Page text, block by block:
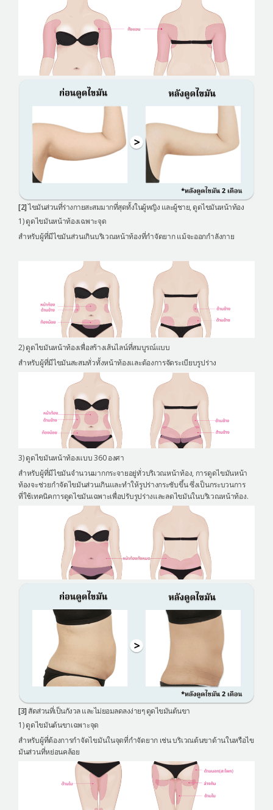
[2]ไขมันส่วนที่ร่างกายสะสมมากที่สุดทั้งในผู้หญิง และผู้ชาย, ดูดไขมันหน้าท้อง
1) ดูดไขมันหน้าท้องเฉพาะจุด
สำหรับผู้ที่มีไขมันส่วนเกินบริเวณหน้าท้องที่กำจัดยาก แม้จะออกกำลังกาย
2) ดูดไขมันหน้าท้องเพื่อสร้างเส้นไลน์ที่สมบูรณ์แบบ
สำหรับผู้ที่มีไขมันสะสมทั่วทั้งหน้าท้องและต้องการจัดระเบียบรูปร่าง
3) ดูดไขมันหน้าท้องแบบ 360 องศา
สำหรับผู้ที่มีไขมันจำนวนมากกระจายอยู่ทั่วบริเวณหน้าท้อง, การดูดไขมันหน้า
ท้องจะช่วยกำจัดไขมันส่วนเกินและทำให้รูปร่างกระชับขึ้น ซึ่งเป็นกระบวนการ
ที่ใช้เทคนิคการดูดไขมันเฉพาะเพื่อปรับรูปร่างและลดไขมันในบริเวณหน้าท้อง.
[3] สัดส่วนที่เป็นกังวล และไม่ยอมลดลงง่ายๆ ดูดไขมันต้นขา
1) ดูดไขมันต้นขาเฉพาะจุด
สำหรับผู้ที่ต้องการกำจัดไขมันในจุดที่กำจัดยาก เช่น บริเวณต้นขาด้านในหรือไข
มันส่วนที่หย่อนคล้อย